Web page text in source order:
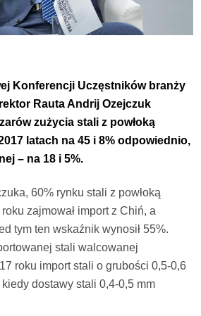
Konferencji Uczęstników branży
Rauta Andrij Ozejczuk
zużycia stali z powłoką
latach na 45 i 8% odpowiednio,
– na 18 i 5%.
60% rynku stali z powłoką
zajmował import z Chiń, a
tym ten wskaźnik wynosił 55%.
stali walcowanej
roku import stali o grubości 0,5-0,6
kiedy dostawy stali 0,4-0,5 mm